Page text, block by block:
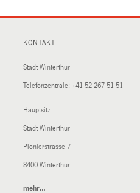
KONTAKT
Stadt Winterthur
Telefonzentrale: +41 52 267 51 51
Hauptsitz
Stadt Winterthur
Pionierstrasse 7
8400 Winterthur
mehr…